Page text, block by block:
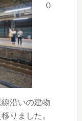
０
沿いの建物
りました。